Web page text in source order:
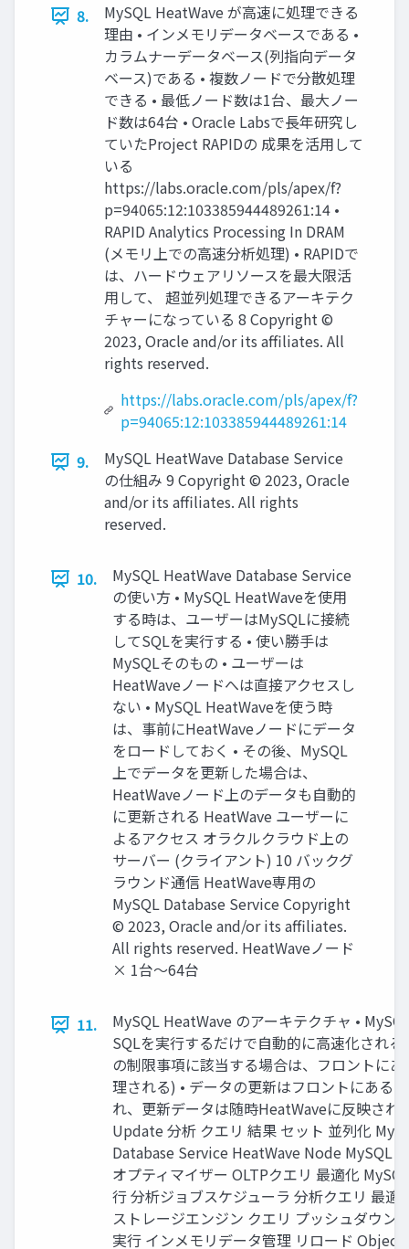
8.
MySQL HeatWave が⾼速に処理できる
理由 • インメモリデータベースである •
カラムナーデータベース(列指向データ
ベース)である • 複数ノードで分散処理
できる • 最低ノード数は1台、最⼤ノー
ド数は64台 • Oracle Labsで⻑年研究し
ていたProject RAPIDの 成果を活⽤して
いる
https://labs.oracle.com/pls/apex/f?
p=94065:12:103385944489261:14 •
RAPID Analytics Processing In DRAM
(メモリ上での⾼速分析処理) • RAPIDで
は、ハードウェアリソースを最⼤限活
⽤して、 超並列処理できるアーキテク
チャーになっている 8 Copyright ©
2023, Oracle and/or its affiliates. All
rights reserved.
https://labs.oracle.com/pls/apex/f?
p=94065:12:103385944489261:14
9.
MySQL HeatWave Database Service
の仕組み 9 Copyright © 2023, Oracle
and/or its affiliates. All rights
reserved.
10.
MySQL HeatWave Database Service
の使い⽅ • MySQL HeatWaveを使⽤
する時は、ユーザーはMySQLに接続
してSQLを実⾏する • 使い勝⼿は
MySQLそのもの • ユーザーは
HeatWaveノードへは直接アクセスし
ない • MySQL HeatWaveを使う時
は、事前にHeatWaveノードにデータ
をロードしておく • その後、MySQL
上でデータを更新した場合は、
HeatWaveノード上のデータも⾃動的
に更新される HeatWave ユーザーに
よるアクセス オラクルクラウド上の
サーバー (クライアント) 10 バックグ
ラウンド通信 HeatWave専用の
MySQL Database Service Copyright
© 2023, Oracle and/or its affiliates.
All rights reserved. HeatWaveノード
× 1台～64台
11.
MySQL HeatWave のアーキテクチャ •
SQLを実⾏するだけで⾃動的に⾼速化され
の制限事項に該当する場合は、フロントに
理される) • データの更新はフロントにある
れ、更新データは随時HeatWaveに反映され
Update 分析 クエリ 結果 セット 並列化
Database Service HeatWave Node MySQL
オプティマイザー OLTPクエリ 最適化
⾏ 分析ジョブスケジューラ 分析クエリ 最適
ストレージエンジン クエリ プッシュダウン
実⾏ インメモリデータ管理 リロード